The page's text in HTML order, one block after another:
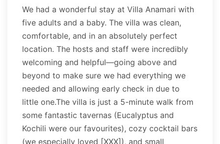
We had a wonderful stay at Villa Anamari with
five adults and a baby. The villa was clean,
comfortable, and in an absolutely perfect
location. The hosts and staff were incredibly
welcoming and helpful—going above and
beyond to make sure we had everything we
needed and allowing early check in due to
little one.The villa is just a 5-minute walk from
some fantastic tavernas (Eucalyptus and
Kochili were our favourites), cozy cocktail bars
(we especially loved [XXX]), and small